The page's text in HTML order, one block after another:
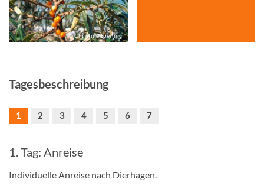
© Christine Sperling
Tagesbeschreibung
1 2 3 4 5 6 7
1. Tag: Anreise
Individuelle Anreise nach Dierhagen.